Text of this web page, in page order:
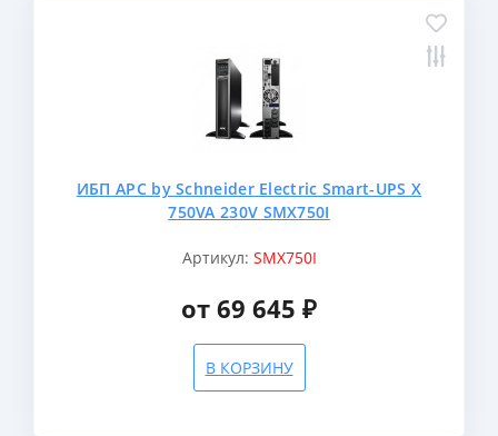
ИБП APC by Schneider Electric Smart-UPS X
750VA 230V SMX750I
Артикул: SMX750I
от 69 645 ₽
В КОРЗИНУ